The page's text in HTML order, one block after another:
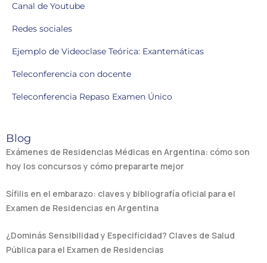
Canal de Youtube
Redes sociales
Ejemplo de Videoclase Teórica: Exantemáticas
Teleconferencia con docente
Teleconferencia Repaso Examen Único
Blog
Exámenes de Residencias Médicas en Argentina: cómo son
hoy los concursos y cómo prepararte mejor
Sífilis en el embarazo: claves y bibliografía oficial para el
Examen de Residencias en Argentina
¿Dominás Sensibilidad y Especificidad? Claves de Salud
Pública para el Examen de Residencias